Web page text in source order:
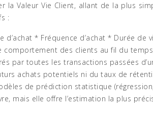
la Valeur Vie Client, allant de la plus
:
d’achat * Fréquence d’achat * Durée
comportement des clients au fil du
par toutes les transactions passées
achats potentiels ni du taux de
de prédiction statistique
mais elle offre l’estimation la plus